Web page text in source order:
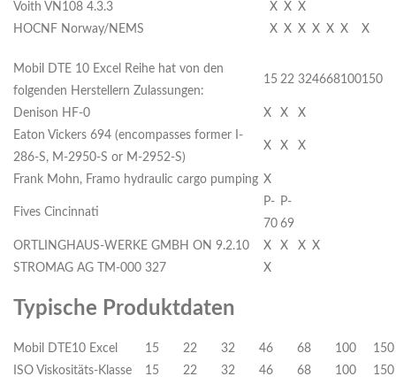
Voith VN108 4.3.3
X X X
HOCNF Norway/NEMS
X X X X X X X
Mobil DTE 10 Excel Reihe hat von den
folgenden Herstellern Zulassungen:
15 22 324668100150
Denison HF-0 X X
X
Eaton Vickers 694 (encompasses former I-
286-S, M-2950-S or M-2952-S)
X X X
Frank Mohn, Framo hydraulic cargo pumping X
Fives Cincinnati
P-
70
P-
69
ORTLINGHAUS-WERKE GMBH ON 9.2.10
X X X X
STROMAG AG TM-000 327
X
Typische Produktdaten
Mobil DTE10 Excel 15 22 32 46 68 100
150
ISO Viskositäts-Klasse
15 22 32 46 68 100 150